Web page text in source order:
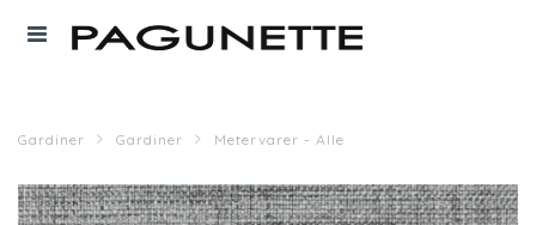
Gardiner Gardiner Metervarer - Alle